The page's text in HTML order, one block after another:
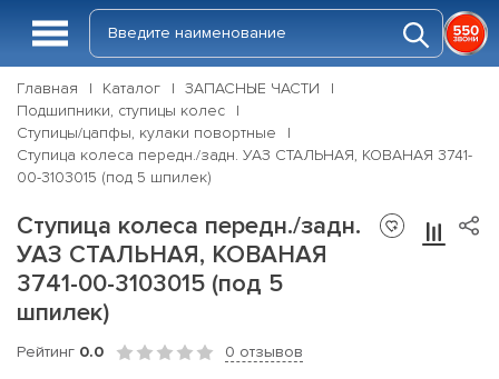
Главная Каталог
ЗАПАСНЫЕ ЧАСТИ
Подшипники, ступицы колес
Ступицы/цапфы, кулаки повортные
Ступица колеса передн./задн. УАЗ СТАЛЬНАЯ, КОВАНАЯ 3741-
00-3103015 (под 5 шпилек)
Ступица колеса передн./задн.
УАЗ СТАЛЬНАЯ, КОВАНАЯ
3741-00-3103015 (под 5
шпилек)
Рейтинг 0.0 0 отзывов